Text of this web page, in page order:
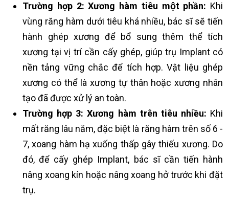
Trường hợp 2: Xương hàm tiêu một phần: Khi
vùng răng hàm dưới tiêu khá nhiều, bác sĩ sẽ tiến
hành ghép xương để bổ sung thêm thể tích
xương tại vị trí cần cấy ghép, giúp trụ Implant có
nền tảng vững chắc để tích hợp. Vật liệu ghép
xương có thể là xương tự thân hoặc xương nhân
tạo đã được xử lý an toàn.
Trường hợp 3: Xương hàm trên tiêu nhiều: Khi
mất răng lâu năm, đặc biệt là răng hàm trên số 6 -
7, xoang hàm hạ xuống thấp gây thiếu xương. Do
đó, để cấy ghép Implant, bác sĩ cần tiến hành
nâng xoang kín hoặc nâng xoang hở trước khi đặt
trụ.